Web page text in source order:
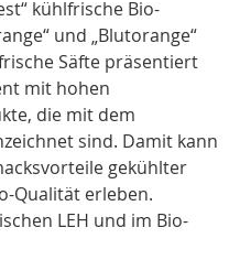
kühlfrische Bio-
und „Blutorange“
Säfte präsentiert
mit hohen
die mit dem
sind. Damit kann
gekühlter
Qualität erleben.
LEH und im Bio-